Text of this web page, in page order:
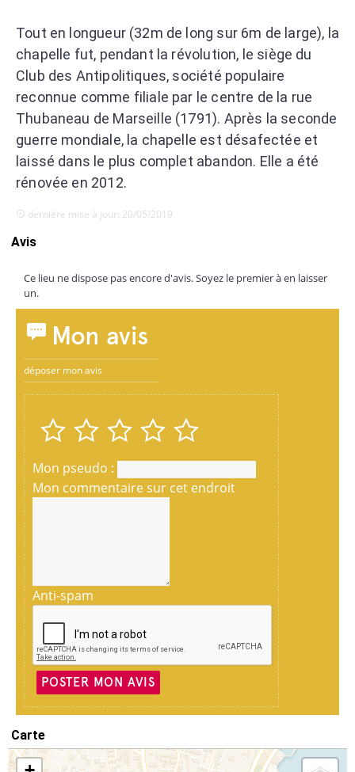
Tout en longueur (32m de long sur 6m de large), la
chapelle fut, pendant la révolution, le siège du
Club des Antipolitiques, société populaire
reconnue comme filiale par le centre de la rue
Thubaneau de Marseille (1791). Après la seconde
guerre mondiale, la chapelle est désafectée et
laissé dans le plus complet abandon. Elle a été
rénovée en 2012.
dernière mise à jour: 20/05/2019
Avis
Ce lieu ne dispose pas encore d'avis. Soyez le premier à en laisser
un.
Mon avis
déposer mon avis
Mon pseudo :
Mon commentaire sur cet endroit
Anti-spam
POSTER MON AVIS
Carte